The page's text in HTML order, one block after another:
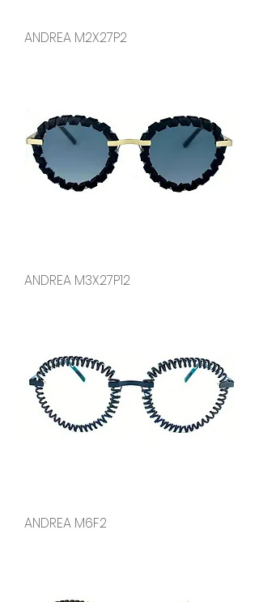
ANDREA M2X27P2
ANDREA M3X27P12
ANDREA M6F2